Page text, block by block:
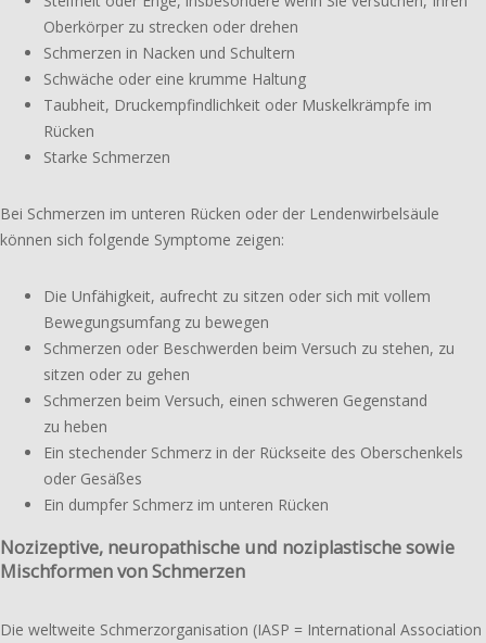
Oberkörper zu stre­cken oder drehen
Schmerzen in Nacken und Schultern
Schwäche oder eine krumme Haltung
Taubheit, Druckempfindlichkeit oder Muskelkrämpfe im
Rücken
Starke Schmerzen
Bei Schmerzen im unteren Rücken oder der Lendenwirbelsäule
können sich folgen­de Symptome zeigen:
Die Unfähigkeit, aufrecht zu sitzen oder sich mit vollem
Bewegungsumfang zu bewegen
Schmerzen oder Beschwerden beim Versuch zu stehen, zu
sitzen oder zu gehen
Schmerzen beim Versuch, einen schwe­ren Gegenstand
zu heben
Ein stechen­der Schmerz in der Rückseite des Oberschenkels
oder Gesäßes
Ein dumpfer Schmerz im unteren Rücken
Nozizeptive, neuropathische und noziplastische sowie
Mischformen von Schmerzen
Die welt­wei­te Schmerzorganisation (IASP = International Association